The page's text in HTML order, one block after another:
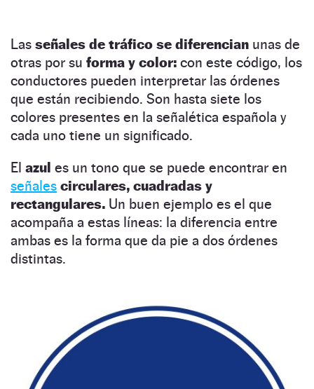
Las señales de tráfico se diferencian unas de
otras por su forma y color: con este código, los
conductores pueden interpretar las órdenes
que están recibiendo. Son hasta siete los
colores presentes en la señalética española y
cada uno tiene un significado.
El azul es un tono que se puede encontrar en
señales circulares, cuadradas y
rectangulares. Un buen ejemplo es el que
acompaña a estas líneas: la diferencia entre
ambas es la forma que da pie a dos órdenes
distintas.